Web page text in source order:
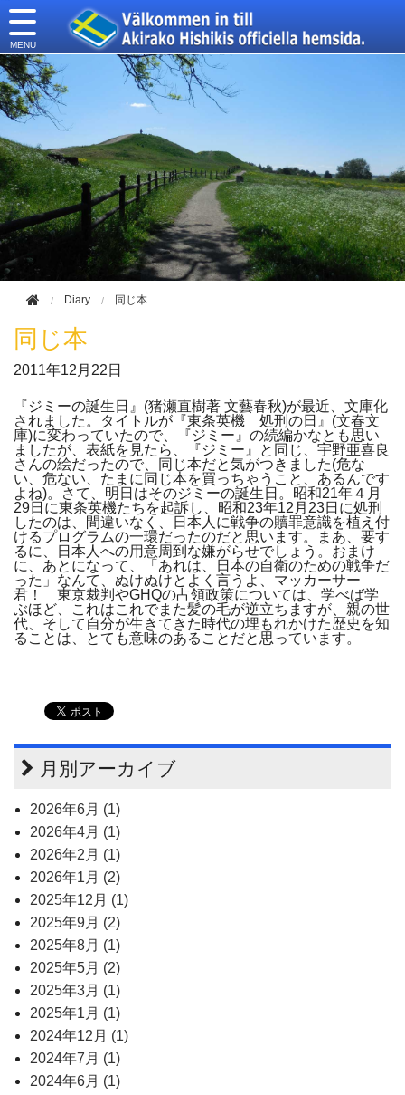
Diary 同じ本
同じ本
2011年12月22日
『ジミーの誕生日』(猪瀬直樹著 文藝春秋)が最近、文庫化
されました。タイトルが『東条英機 処刑の日』(文春文
庫)に変わっていたので、『ジミー』の続編かなとも思い
ましたが、表紙を見たら、『ジミー』と同じ、宇野亜喜良
さんの絵だったので、同じ本だと気がつきました(危な
い、危ない、たまに同じ本を買っちゃうこと、あるんです
よね)。さて、明日はそのジミーの誕生日。昭和21年４月
29日に東条英機たちを起訴し、昭和23年12月23日に処刑
したのは、間違いなく、日本人に戦争の贖罪意識を植え付
けるプログラムの一環だったのだと思います。まあ、要す
るに、日本人への用意周到な嫌がらせでしょう。おまけ
に、あとになって、「あれは、日本の自衛のための戦争だ
った」なんて、ぬけぬけとよく言うよ、マッカーサー
君！ 東京裁判やGHQの占領政策については、学べば学
ぶほど、これはこれでまた髪の毛が逆立ちますが、親の世
代、そして自分が生きてきた時代の埋もれかけた歴史を知
ることは、とても意味のあることだと思っています。
月別アーカイブ
2026年6月 (1)
2026年4月 (1)
2026年2月 (1)
2026年1月 (2)
2025年12月 (1)
2025年9月 (2)
2025年8月 (1)
2025年5月 (2)
2025年3月 (1)
2025年1月 (1)
2024年12月 (1)
2024年7月 (1)
2024年6月 (1)